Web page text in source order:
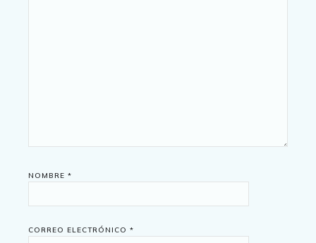
NOMBRE *
CORREO ELECTRÓNICO *